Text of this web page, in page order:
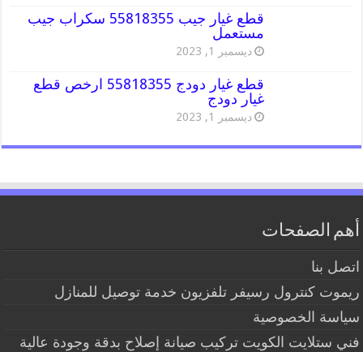
قطع غيار جيب 55818355 سكراب جيب
مستعمل
ديسمبر 1, 2023
قطع غيار دودج 55818355 ارخص قطع
غيار دودج
ديسمبر 1, 2023
أهم الصفحات
اتصل بنا
ريموت كنترول رسيفر تلفزيون خدمة توصيل للمنازل
سياسة الخصوصية
فني ستلايت الكويت تركيب صيانة إصلاح بدقة وجودة عالية